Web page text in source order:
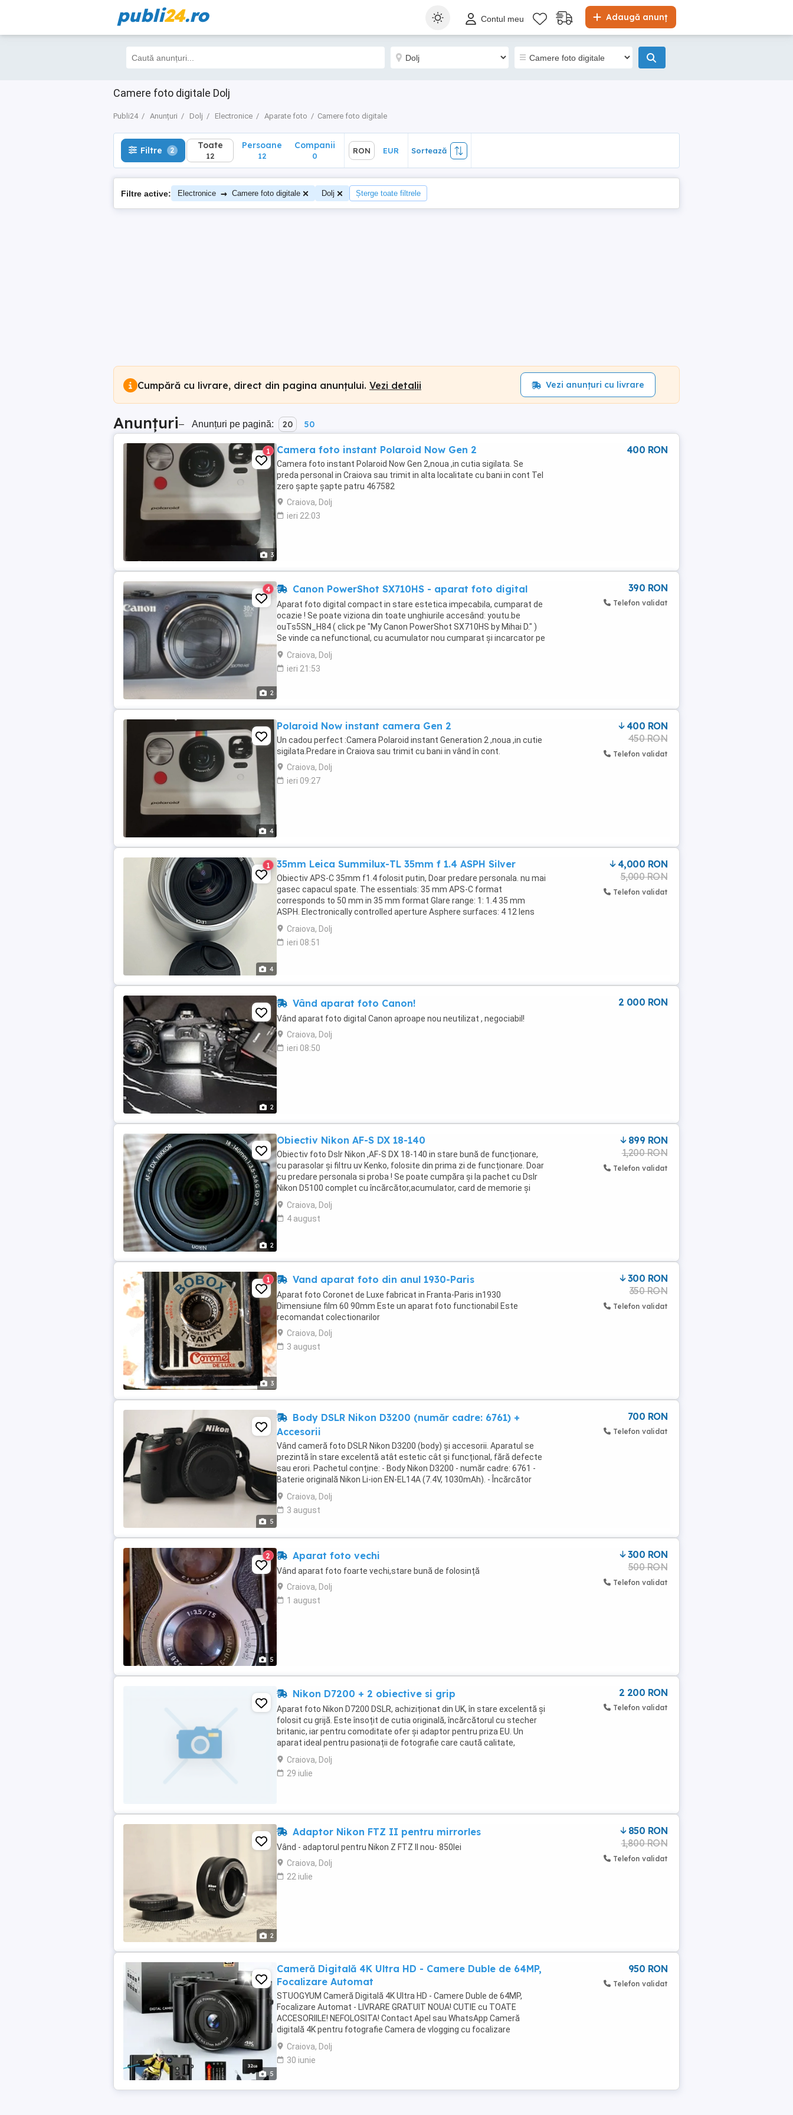
publi24.ro Adaugă anunț
Contul meu
Camere foto digitale Dolj
Publi24 Anunțuri Dolj Electronice Aparate foto Camere foto digitale
Filtre 2 Toate
12
Sortează
Filtre 2 Toate
12
Persoane
12
Companii
0
RON EUR Sortează
Filtre active: Electronice → Camere foto digitale Dolj Șterge toate filtrele
Cumpără cu livrare, direct din pagina anunțului. Vezi detalii Vezi anunțuri cu livrare
Anunțuri– Anunțuri pe pagină: 20 50
3
1 Camera foto instant Polaroid Now Gen 2
Camera foto instant Polaroid Now Gen 2,noua ,in cutia sigilata. Se
preda personal in Craiova sau trimit in alta localitate cu bani in cont Tel
zero șapte șapte patru 467582
Craiova, Dolj
ieri 22:03
400 RON
2
4 Canon PowerShot SX710HS - aparat foto digital
Aparat foto digital compact in stare estetica impecabila, cumparat de
ocazie ! Se poate viziona din toate unghiurile accesând: youtu.be
ouTs5SN_H84 ( click pe "My Canon PowerShot SX710HS by Mihai D." )
Se vinde ca nefunctional, cu acumulator nou cumparat și incarcator pe
USB ! Acumulatorul ...
Craiova, Dolj
ieri 21:53
390 RON
Telefon validat
4
Polaroid Now instant camera Gen 2
Un cadou perfect :Camera Polaroid instant Generation 2 ,noua ,in cutie
sigilata.Predare in Craiova sau trimit cu bani in vând în cont.
Craiova, Dolj
ieri 09:27
400 RON
450 RON
Telefon validat
4
1 35mm Leica Summilux-TL 35mm f 1.4 ASPH Silver
Obiectiv APS-C 35mm f1.4 folosit putin, Doar predare personala. nu mai
gasec capacul spate. The essentials: 35 mm APS-C format
corresponds to 50 mm in 35 mm format Glare range: 1: 1.4 35 mm
ASPH. Electronically controlled aperture Asphere surfaces: 4 12 lens
elements in 8 groups Internal thread for ...
Craiova, Dolj
ieri 08:51
4,000 RON
5,000 RON
Telefon validat
2
Vând aparat foto Canon!
Vând aparat foto digital Canon aproape nou neutilizat , negociabil!
Craiova, Dolj
ieri 08:50
2 000 RON
2
Obiectiv Nikon AF-S DX 18-140
Obiectiv foto Dslr Nikon ,AF-S DX 18-140 in stare bună de funcționare,
cu parasolar și filtru uv Kenko, folosite din prima zi de funcționare. Doar
cu predare personala si proba ! Se poate cumpăra și la pachet cu Dslr
Nikon D5100 complet cu încărcător,acumulator, card de memorie și
geanta profesională. ...
Craiova, Dolj
4 august
899 RON
1,200 RON
Telefon validat
3
1 Vand aparat foto din anul 1930-Paris
Aparat foto Coronet de Luxe fabricat in Franta-Paris in1930
Dimensiune film 60 90mm Este un aparat foto functionabil Este
recomandat colectionarilor
Craiova, Dolj
3 august
300 RON
350 RON
Telefon validat
5
Body DSLR Nikon D3200 (număr cadre: 6761) +
Accesorii
Vând cameră foto DSLR Nikon D3200 (body) și accesorii. Aparatul se
prezintă în stare excelentă atât estetic cât și funcțional, fără defecte
sau erori. Pachetul conține: - Body Nikon D3200 - număr cadre: 6761 -
Baterie originală Nikon Li-ion EN-EL14A (7.4V, 1030mAh). - Încărcător
original Nikon MH-24 ...
Craiova, Dolj
3 august
700 RON
Telefon validat
5
2 Aparat foto vechi
Vând aparat foto foarte vechi,stare bună de folosință
Craiova, Dolj
1 august
300 RON
500 RON
Telefon validat
Nikon D7200 + 2 obiective si grip
Aparat foto Nikon D7200 DSLR, achiziționat din UK, în stare excelentă și
folosit cu grijă. Este însoțit de cutia originală, încărcătorul cu stecher
britanic, iar pentru comoditate ofer și adaptor pentru priza EU. Un
aparat ideal pentru pasionații de fotografie care caută calitate,
performanță și fiabilitate. ...
Craiova, Dolj
29 iulie
2 200 RON
Telefon validat
2
Adaptor Nikon FTZ II pentru mirrorles
Vând - adaptorul pentru Nikon Z FTZ II nou- 850lei
Craiova, Dolj
22 iulie
850 RON
1,800 RON
Telefon validat
5
Cameră Digitală 4K Ultra HD - Camere Duble de 64MP,
Focalizare Automat
STUOGYUM Cameră Digitală 4K Ultra HD - Camere Duble de 64MP,
Focalizare Automat - LIVRARE GRATUIT NOUA! CUTIE cu TOATE
ACCESORIILE! NEFOLOSITA! Contact Apel sau WhatsApp Cameră
digitală 4K pentru fotografie Camera de vlogging cu focalizare
automată este potrivită pentru tineri, ecran de protecție a ...
Craiova, Dolj
30 iunie
950 RON
Telefon validat